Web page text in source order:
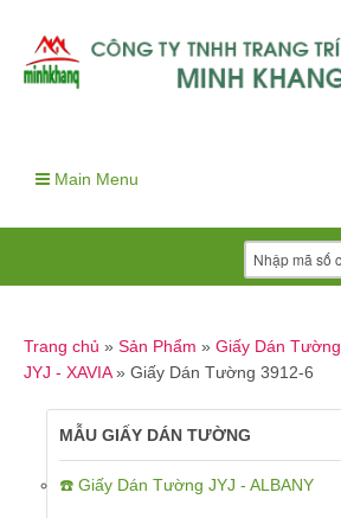
Main Menu
Trang chủ » Sản Phẩm » Giấy Dán Tường
JYJ - XAVIA» Giấy Dán Tường 3912-6
MẪU GIẤY DÁN TƯỜNG
☎️ Giấy Dán Tường JYJ - ALBANY